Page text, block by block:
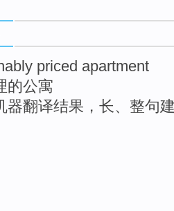
priced apartment
的公寓
器翻译结果，长、整句